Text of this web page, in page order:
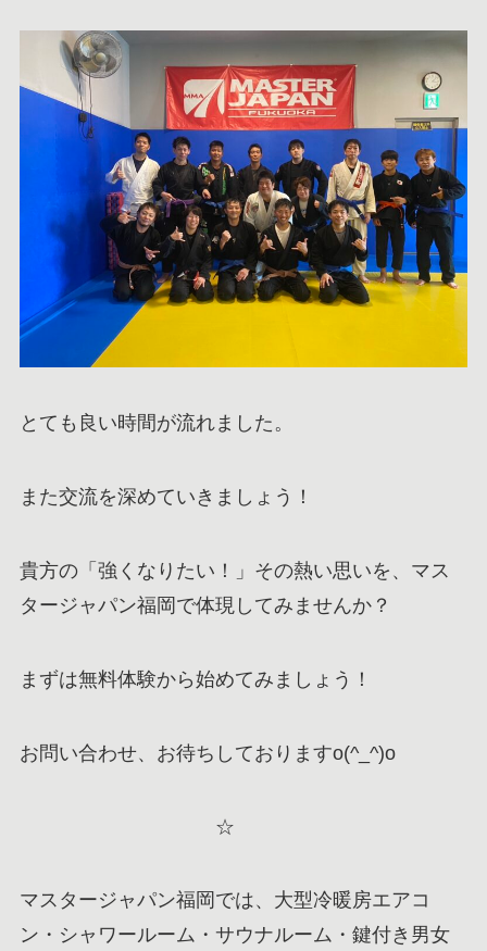
とても良い時間が流れました。
また交流を深めていきましょう！
貴方の「強くなりたい！」その熱い思いを、マス
タージャパン福岡で体現してみませんか？
まずは無料体験から始めてみましょう！
お問い合わせ、お待ちしておりますo(^_^)o
☆
マスタージャパン福岡では、大型冷暖房エアコ
ン・シャワールーム・サウナルーム・鍵付き男女